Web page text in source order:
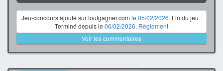
Jeu-concours ajouté sur toutgagner.com le 05/02/2026. Fin du jeu :
Terminé depuis le 06/02/2026. Règlement
Voir les commentaires